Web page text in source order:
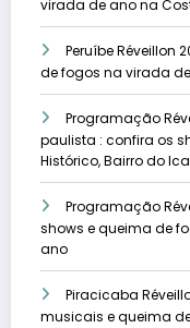
virada de ano na
Peruíbe Réveillon
de fogos na virada
Programação
paulista : confira os
Histórico, Bairro do
Programação
shows e queima de
ano
Piracicaba
musicais e queima